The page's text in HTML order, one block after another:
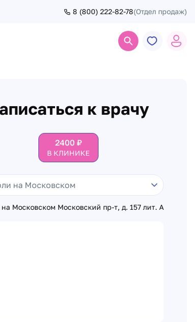
8 (800) 222-82-78(Отдел продаж)
к врачу
2400₽
В КЛИНИКЕ
Московском Московский пр-т, д. 157 лит. А